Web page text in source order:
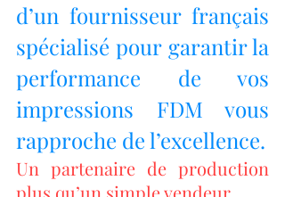
d’un fournisseur français
spécialisé pour garantir la
performance de vos
impressions FDM vous
rapproche de l’excellence.
Un partenaire de production